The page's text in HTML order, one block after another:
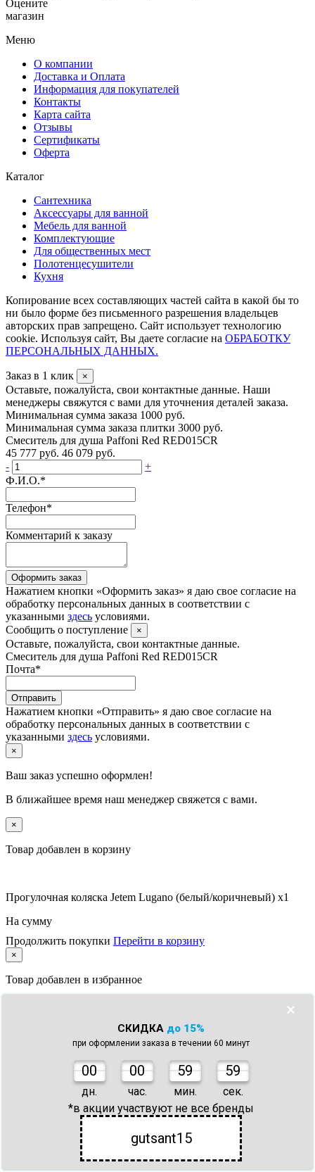
СКИДКА до 15%
при оформлении заказа в течении 60 минут
00
дн.
00
час.
59
мин.
59
сек.
*в акции участвуют не все бренды
gutsant15
×
Оцените
магазин
Меню
О компании
Доставка и Оплата
Информация для покупателей
Контакты
Карта сайта
Отзывы
Сертификаты
Оферта
Каталог
Сантехника
Аксессуары для ванной
Мебель для ванной
Комплектующие
Для общественных мест
Полотенцесушители
Кухня
Копирование всех составляющих частей сайта в какой бы то
ни было форме без письменного разрешения владельцев
авторских прав запрещено. Сайт использует технологию
cookie. Используя сайт, Вы даете согласие на ОБРАБОТКУ
ПЕРСОНАЛЬНЫХ ДАННЫХ.
Заказ в 1 клик ×
Оставьте, пожалуйста, свои контактные данные. Наши
менеджеры свяжутся с вами для уточнения деталей заказа.
Минимальная сумма заказа 1000 руб.
Минимальная сумма заказа плитки 3000 руб.
Смеситель для душа Paffoni Red RED015CR
45 777 руб. 46 079 руб.
-
+
Ф.И.О.*
Телефон*
Комментарий к заказу
Оформить заказ
Нажатием кнопки «Оформить заказ» я даю свое согласие на
обработку персональных данных в соответствии с
указанными здесь условиями.
Сообщить о поступление
×
Оставьте, пожалуйста, свои контактные данные.
Смеситель для душа Paffoni Red RED015CR
Почта*
Отправить
Нажатием кнопки «Отправить» я даю свое согласие на
обработку персональных данных в соответствии с
указанными здесь условиями.
×
Ваш заказ успешно оформлен!
В ближайшее время наш менеджер свяжется с вами.
×
Товар добавлен в корзину
Прогулочная коляска Jetem Lugano (белый/коричневый) x1
На сумму
Продолжить покупки Перейти в корзину
×
Товар добавлен в избранное
добавлен в сравнение
В разделе сравнения
товара(ов)
Перейти в сравнение
Обратный звонок